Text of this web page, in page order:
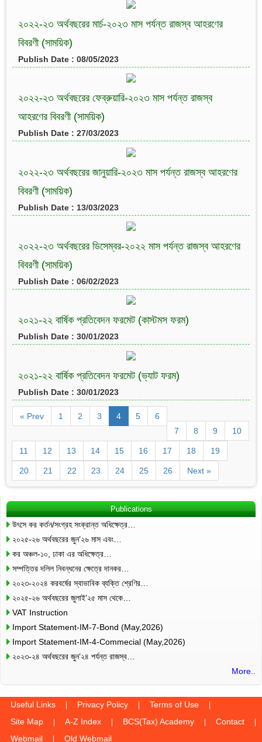
২০২২-২৩ অর্থবছরের মার্চ-২০২৩ মাস পর্যন্ত রাজস্ব আহরণের
বিবরণী (সাময়িক)
Publish Date : 08/05/2023
২০২২-২৩ অর্থবছরের ফেব্রুয়ারি-২০২৩ মাস পর্যন্ত রাজস্ব
আহরণের বিবরণী (সাময়িক)
Publish Date : 27/03/2023
২০২২-২৩ অর্থবছরের জানুয়ারি-২০২৩ মাস পর্যন্ত রাজস্ব আহরণের
বিবরণী (সাময়িক)
Publish Date : 13/03/2023
২০২২-২৩ অর্থবছরের ডিসেম্বর-২০২২ মাস পর্যন্ত রাজস্ব আহরণের
বিবরণী (সাময়িক)
Publish Date : 06/02/2023
২০২১-২২ বার্ষিক প্রতিবেদন ফরমেট (কাস্টমস ফরম)
Publish Date : 30/01/2023
২০২১-২২ বার্ষিক প্রতিবেদন ফরমেট (ভ্যাট ফরম)
Publish Date : 30/01/2023
« Prev 1 2 3 4 5
6
7
8 9 10
11 12 13 14 15 16 17 18 19
20 21 22 23 24 25 26 Next »
Publications
উৎসে কর কর্তন/সংগ্রহ সংক্রান্ত অধিক্ষেত্র…
২০২৫-২৬ অর্থবছরের জুন’২৬ মাস এবং…
কর অঞ্চল-১০, ঢাকা এর অধিক্ষেত্র…
সম্পত্তির দলিল নিবন্ধনের ক্ষেত্রে দানকর…
২০২৩-২০২৪ করবর্ষের স্বাভাবিক ব্যক্তি শ্রেণির…
২০২৫-২৬ অর্থবছরের জুলাই’২৫ মাস থেকে…
VAT Instruction
Import Statement-IM-7-Bond (May,2026)
Import Statement-IM-4-Commecial (May,2026)
২০২৩-২৪ অর্থবছরের জুন’২৪ পর্যন্ত রাজস্ব…
More..
Useful Links Privacy Policy
Terms of Use
Site Map
A-Z Index BCS(Tax) Academy
Contact
Webmail
Old Webmail